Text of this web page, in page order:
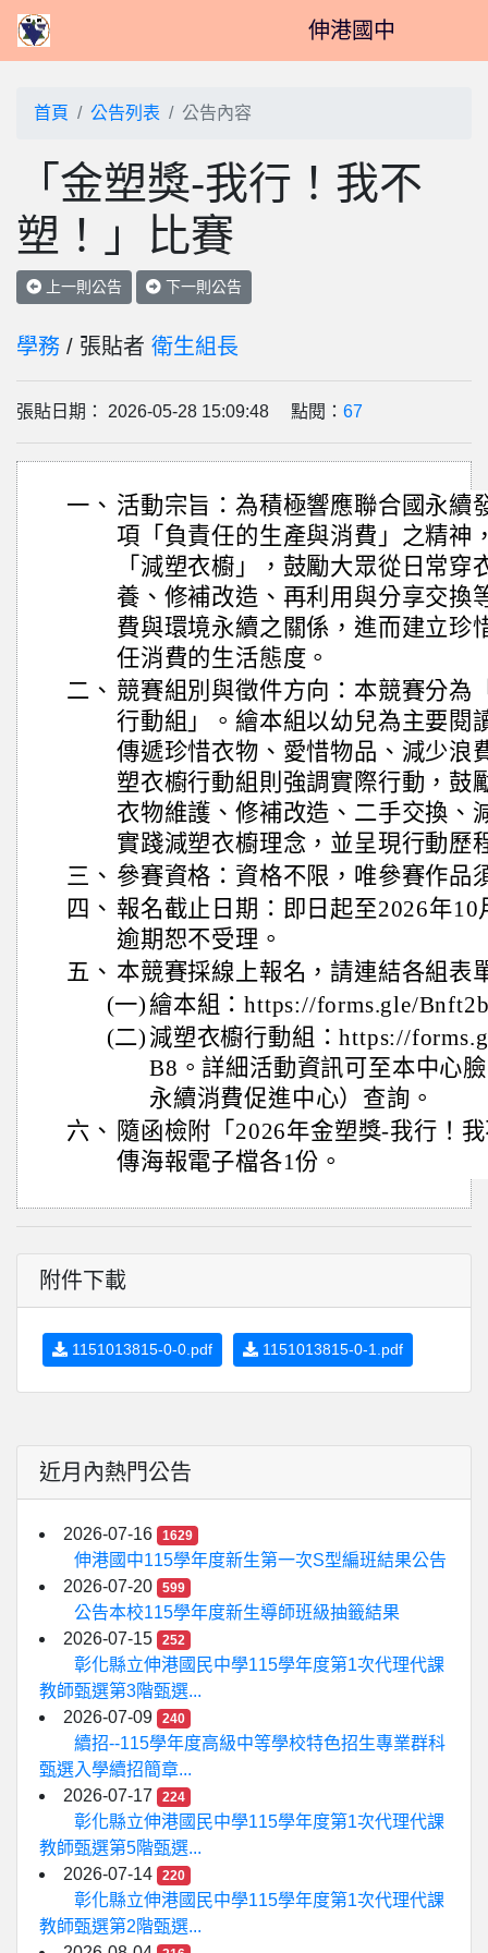
伸港國中
首頁 公告列表 公告內容
「金塑獎-我行！我不
塑！」比賽
上一則公告 下一則公告
學務 / 張貼者 衛生組長
張貼日期： 2026-05-28 15:09:48 點閱： 67
一、 活動宗旨：為積極響應聯合國永續
項「負責任的生產與消費」之精神
「減塑衣櫥」，鼓勵大眾從日常穿
養、修補改造、再利用與分享交換
費與環境永續之關係，進而建立珍
任消費的生活態度。
二、 競賽組別與徵件方向：本競賽分為
行動組」。繪本組以幼兒為主要閱
傳遞珍惜衣物、愛惜物品、減少浪
塑衣櫥行動組則強調實際行動，鼓
衣物維護、修補改造、二手交換、
實踐減塑衣櫥理念，並呈現行動歷
三、 參賽資格：資格不限，唯參賽作品
四、 報名截止日期：即日起至2026年
逾期恕不受理。
五、 本競賽採線上報名，請連結各組表
(一) 繪本組：https://forms.gle/
(二) 減塑衣櫥行動組：https://
B8。詳細活動資訊可至本中心
永續消費促進中心）查詢。
六、 隨函檢附「2026年金塑獎-我行！
傳海報電子檔各1份。
附件下載
1151013815-0-0.pdf 1151013815-0-1.pdf
近月內熱門公告
2026-07-16 1629
伸港國中115學年度新生第一次S型編班結果公告
2026-07-20
599
公告本校115學年度新生導師班級抽籤結果
2026-07-15
252
彰化縣立伸港國民中學115學年度第1次代理代課
教師甄選第3階甄選...
2026-07-09
240
續招--115學年度高級中等學校特色招生專業群科
甄選入學續招簡章...
2026-07-17
224
彰化縣立伸港國民中學115學年度第1次代理代課
教師甄選第5階甄選...
2026-07-14
220
彰化縣立伸港國民中學115學年度第1次代理代課
教師甄選第2階甄選...